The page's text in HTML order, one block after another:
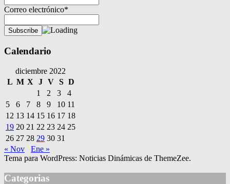
Correo electrónico*
Calendario
diciembre 2022
L M X J V S D
1
2 3
4
5
6 7 8 9 10 11
12 13 14 15 16 17 18
19 20 21 22 23 24 25
26 27 28 29 30 31
« Nov
Ene »
Tema para WordPress: Noticias Dinámicas de ThemeZee.
Categorias